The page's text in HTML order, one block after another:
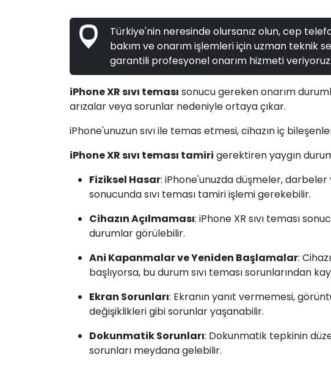
Türkiye'nin neresinde olursanız olun, cep
bakım ve onarım işlemleri için uzman teknik
garantili profesyonel onarım hizmeti veriyoruz.
iPhone XR sıvı teması sonucu gereken onarım
arızalar veya sorunlar nedeniyle ortaya çıkar.
iPhone'unuzun sıvı ile temas etmesi, cihazın iç
iPhone XR sıvı teması tamiri gerektiren yaygın
Fiziksel Hasar: iPhone'unuzda düşmeler, darbeler
sonucunda sıvı teması tamiri işlemi gerekebilir.
Cihazın Açılmaması: iPhone XR sıvı teması
durumlar görülebilir.
Ani Kapanmalar ve Yeniden Başlamalar:
başlıyorsa, bu durum sıvı teması sorunlarından
Ekran Sorunları: Ekranın yanıt vermemesi,
değişiklikleri gibi sorunlar yaşanabilir.
Dokunmatik Sorunları: Dokunmatik tepkinin
sorunları meydana gelebilir.